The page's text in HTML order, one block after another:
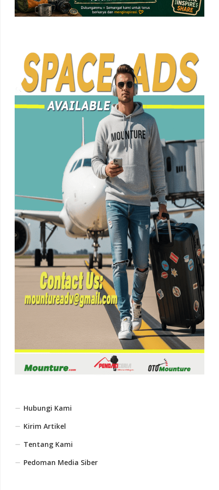
Hubungi Kami
Kirim Artikel
Tentang Kami
Pedoman Media Siber